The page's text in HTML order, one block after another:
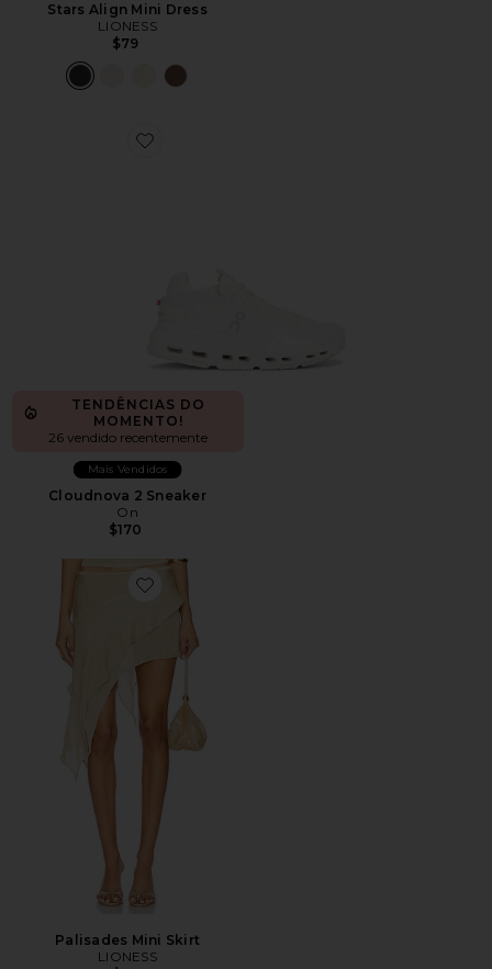
Stars Align Mini Dress
LIONESS
$79
Favorite Cloudnova 2 Sneaker
TENDÊNCIAS DO
MOMENTO!
26 vendido recentemente
Mais Vendidos
Cloudnova 2 Sneaker
On
$170
Favorite Palisades Mini Skirt
Palisades Mini Skirt
LIONESS